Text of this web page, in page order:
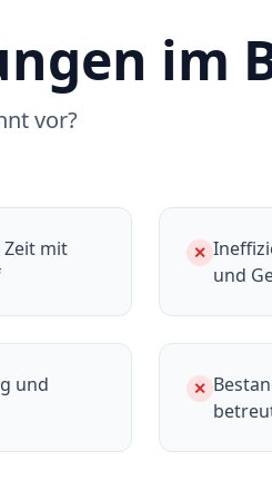
im
vor?
mit
✕
und
und
✕